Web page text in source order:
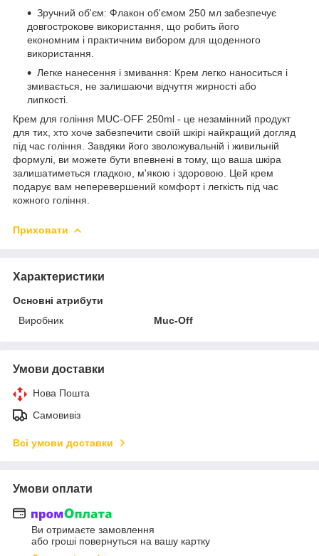
Зручний об'єм: Флакон об'ємом 250 мл забезпечує
довгострокове використання, що робить його
економним і практичним вибором для щоденного
використання.
Легке нанесення і змивання: Крем легко наноситься і
змивається, не залишаючи відчуття жирності або
липкості.
Крем для гоління MUC-OFF 250ml - це незамінний продукт
для тих, хто хоче забезпечити своїй шкірі найкращий догляд
під час гоління. Завдяки його зволожувальній і живильній
формулі, ви можете бути впевнені в тому, що ваша шкіра
залишатиметься гладкою, м'якою і здоровою. Цей крем
подарує вам неперевершений комфорт і легкість під час
кожного гоління.
Приховати
Характеристики
Основні атрибути
Виробник
Muc-Off
Умови доставки
Нова Пошта
Самовивіз
Всі умови доставки
Умови оплати
Ви отримаєте замовлення
або гроші повернуться на вашу картку